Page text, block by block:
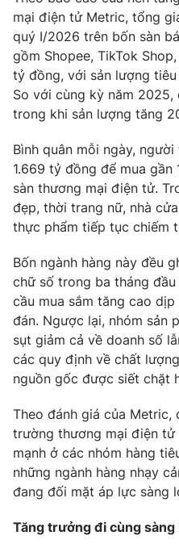
Thị trường
Tư vấn
Lịch phát sóng
Chuyên mục khác
Emagazine
Photo
Video
VTV Money
VTV Sức khoẻ
Thị trường 24h
VTV9
Liên hệ tòa soạn
mại điện tử Metric, tổng
quý I/2026 trên bốn sàn
gồm Shopee, TikTok
tỷ đồng, với sản lượng tiêu
So với cùng kỳ năm 2025,
trong khi sản lượng tăng
Bình quân mỗi ngày,
1.669 tỷ đồng để mua gần
sàn thương mại điện tử.
đẹp, thời trang nữ, nhà
thực phẩm tiếp tục chiếm
Bốn ngành hàng này đều
chữ số trong ba tháng
cầu mua sắm tăng cao
đán. Ngược lại, nhóm sản
sụt giảm cả về doanh số
các quy định về chất
nguồn gốc được siết chặt
Theo đánh giá của Metric,
trường thương mại điện
mạnh ở các nhóm hàng
những ngành hàng nhạy
đang đối mặt áp lực sàng
Tăng trưởng đi cùng sàng